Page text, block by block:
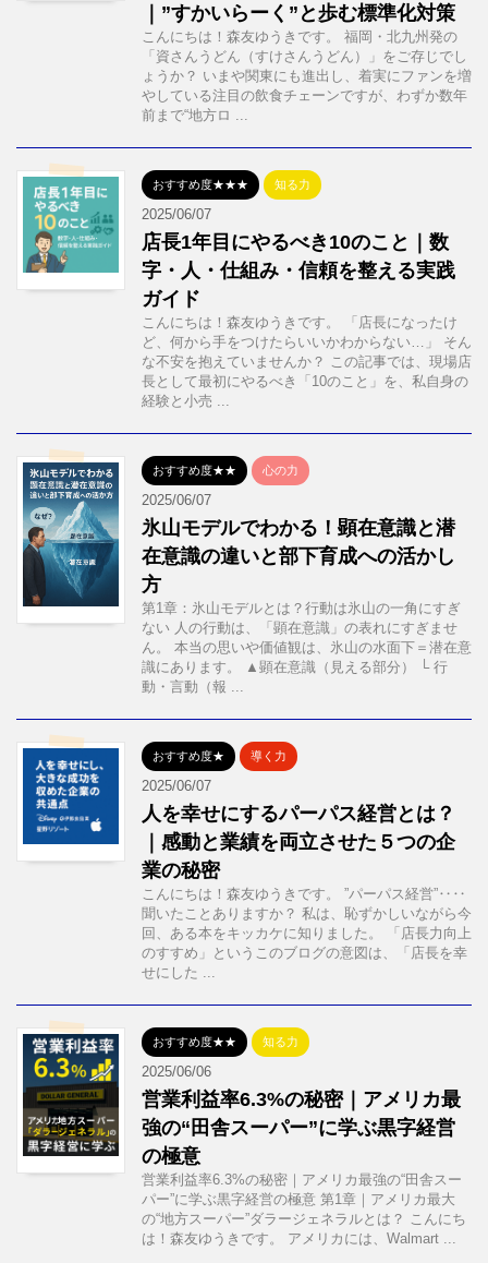
｜”すかいらーく”と歩む標準化対策
こんにちは！森友ゆうきです。 福岡・北九州発の
「資さんうどん（すけさんうどん）」をご存じでし
ょうか？ いまや関東にも進出し、着実にファンを増
やしている注目の飲食チェーンですが、わずか数年
前まで“地方ロ ...
おすすめ度★★★ 知る力
2025/06/07
店長1年目にやるべき10のこと｜数
字・人・仕組み・信頼を整える実践
ガイド
こんにちは！森友ゆうきです。 「店長になったけ
ど、何から手をつけたらいいかわからない…」 そん
な不安を抱えていませんか？ この記事では、現場店
長として最初にやるべき「10のこと」を、私自身の
経験と小売 ...
おすすめ度★★ 心の力
2025/06/07
氷山モデルでわかる！顕在意識と潜
在意識の違いと部下育成への活かし
方
第1章：氷山モデルとは？行動は氷山の一角にすぎ
ない 人の行動は、「顕在意識」の表れにすぎませ
ん。 本当の思いや価値観は、氷山の水面下＝潜在意
識にあります。 ▲顕在意識（見える部分） └ 行
動・言動（報 ...
おすすめ度★ 導く力
2025/06/07
人を幸せにするパーパス経営とは？
｜感動と業績を両立させた５つの企
業の秘密
こんにちは！森友ゆうきです。 ”パーパス経営”‥‥
聞いたことありますか？ 私は、恥ずかしいながら今
回、ある本をキッカケに知りました。 「店長力向上
のすすめ」というこのブログの意図は、「店長を幸
せにした ...
おすすめ度★★ 知る力
2025/06/06
営業利益率6.3%の秘密｜アメリカ最
強の“田舎スーパー”に学ぶ黒字経営
の極意
営業利益率6.3%の秘密｜アメリカ最強の“田舎スー
パー”に学ぶ黒字経営の極意 第1章｜アメリカ最大
の“地方スーパー”ダラージェネラルとは？ こんにち
は！森友ゆうきです。 アメリカには、Walmart ...